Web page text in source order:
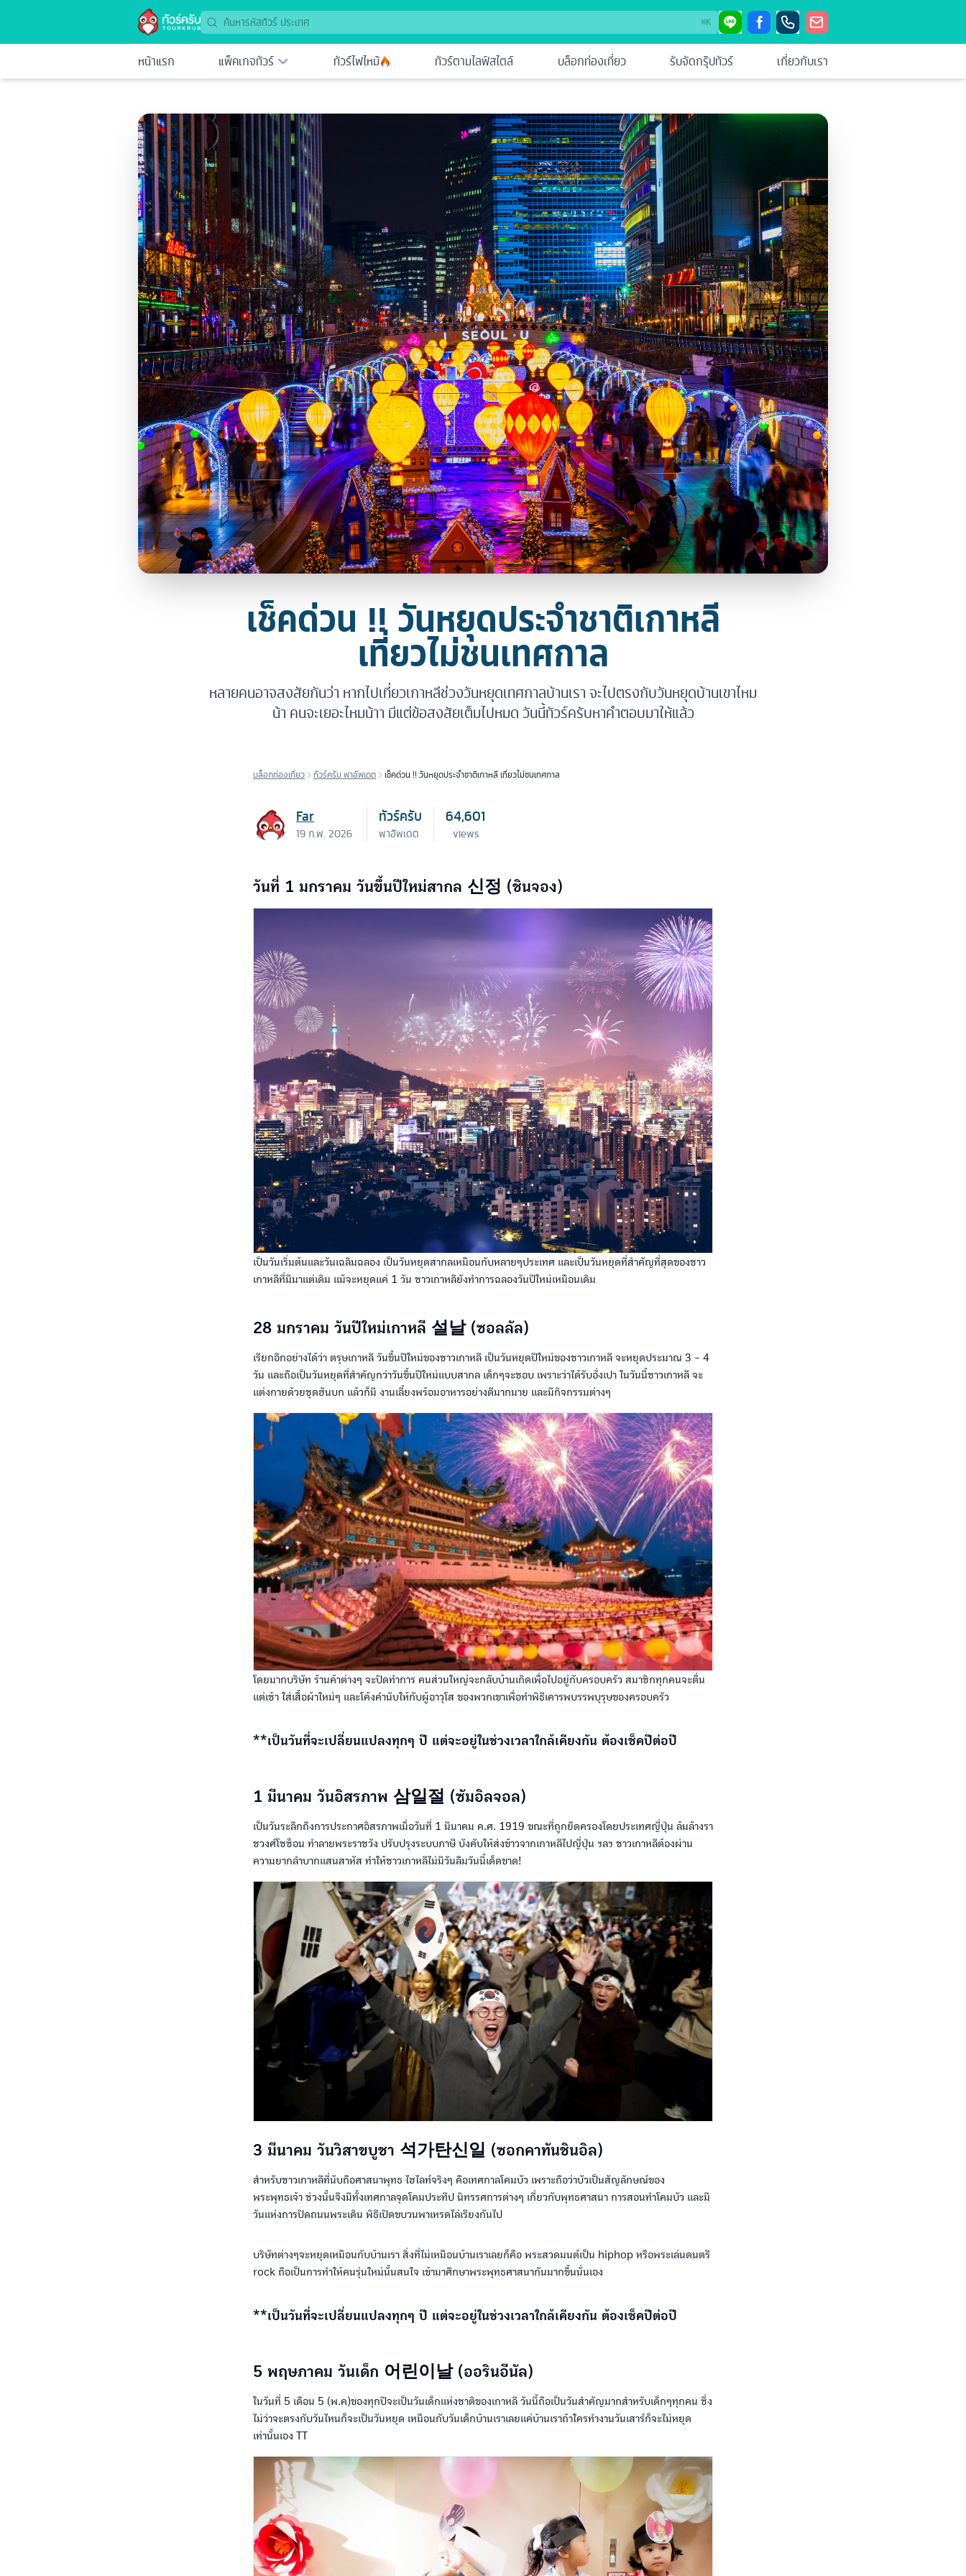
⌘K
หน้าแรก แพ็คเกจทัวร์ ทัวร์ไฟไหม้ ทัวร์ตามไลฟ์สไตล์ บล็อกท่องเที่ยว รับจัดกรุ๊ปทัวร์ เกี่ยวกับเรา
เช็คด่วน !! วันหยุดประจำชาติเกาหลี
เที่ยวไม่ชนเทศกาล
หลายคนอาจสงสัยกันว่า หากไปเที่ยวเกาหลีช่วงวันหยุดเทศกาลบ้านเรา จะไปตรงกับวันหยุดบ้านเขาไหม
น้า คนจะเยอะไหมน้าา มีแต่ข้อสงสัยเต็มไปหมด วันนี้ทัวร์ครับหาคำตอบมาให้แล้ว
บล็อกท่องเที่ยว ทัวร์ครับ พาอัพเดต เช็คด่วน !! วันหยุดประจำชาติเกาหลี เที่ยวไม่ชนเทศกาล
Far
19 ก.พ. 2026
ทัวร์ครับ
พาอัพเดต
64,601
views
วันที่ 1 มกราคม วันขึ้นปีใหม่สากล 신정 (ชินจอง)
เป็นวันเริ่มต้นและวันเฉลิมฉลอง เป็นวันหยุดสากลเหมือนกับหลายๆประเทศ และเป็นวันหยุดที่สำคัญที่สุดของชาว
เกาหลีที่มีมาแต่เดิม แม้จะหยุดแค่ 1 วัน ชาวเกาหลียังทำการฉลองวันปีใหม่เหมือนเดิม
28 มกราคม วันปีใหม่เกาหลี 설날 (ซอลลัล)
เรียกอีกอย่างได้ว่า ตรุษเกาหลี วันขึ้นปีใหม่ของชาวเกาหลี เป็นวันหยุดปีใหม่ของชาวเกาหลี จะหยุดประมาณ 3 - 4
วัน และถือเป็นวันหยุดที่สำคัญกว่าวันขึ้นปีใหม่แบบสากล เด็กๆจะชอบ เพราะว่าได้รับอั่งเปา ในวันนี้ชาวเกาหลี จะ
แต่งกายด้วยชุดฮันบก แล้วก็มี งานเลี้ยงพร้อมอาหารอย่างดีมากมาย และมีกิจกรรมต่างๆ
โดยมากบริษัท ร้านค้าต่างๆ จะปิดทำการ คนส่วนใหญ่จะกลับบ้านเกิดเพื่อไปอยู่กับครอบครัว สมาชิกทุกคนจะตื่น
แต่เช้า ใส่เสื้อผ้าใหม่ๆ และโค้งคำนับให้กับผู้อาวุโส ของพวกเขาเพื่อทำพิธีเคารพบรรพบุรุษของครอบครัว
**เป็นวันที่จะเปลี่ยนแปลงทุกๆ ปี แต่จะอยู่ในช่วงเวลาใกล้เคียงกัน ต้องเช็คปีต่อปี
1 มีนาคม วันอิสรภาพ 삼일절 (ซัมอิลจอล)
เป็นวันระลึกถึงการประกาศอิสรภาพเมื่อวันที่ 1 มีนาคม ค.ศ. 1919 ขณะที่ถูกยึดครองโดยประเทศญี่ปุ่น ล้มล้างรา
ชวงศ์โชซ็อน ทำลายพระราชวัง ปรับปรุงระบบภาษี บังคับให้ส่งข้าวจากเกาหลีไปญี่ปุ่น ฯลฯ ชาวเกาหลีต้องผ่าน
ความยากลำบากแสนสาหัส ทำให้ชาวเกาหลีไม่มีวันลืมวันนี้เด็ดขาด!
3 มีนาคม วันวิสาขบูชา 석가탄신일 (ซอกคาทันชินอิล)
สำหรับชาวเกาหลีที่นับถือศาสนาพุทธ ไฮไลท์จริงๆ คือเทศกาลโคมบัว เพราะถือว่าบัวเป็นสัญลักษณ์ของ
พระพุทธเจ้า ช่วงนั้นจึงมีทั้งเทศกาลจุดโคมประทีป นิทรรศการต่างๆ เกี่ยวกับพุทธศาสนา การสอนทำโคมบัว และมี
วันแห่งการปิดถนนพระเดิน พิธีเปิดขบวนพาเหรดไล่เรียงกันไป
บริษัทต่างๆจะหยุดเหมือนกับบ้านเรา สิ่งที่ไม่เหมือนบ้านเราเลยก็คือ พระสวดมนต์เป็น hiphop หรือพระเล่นดนตรี
rock ถือเป็นการทำให้คนรุ่นใหม่นั้นสนใจ เข้ามาศึกษาพระพุทธศาสนากันมากขึ้นนั่นเอง
**เป็นวันที่จะเปลี่ยนแปลงทุกๆ ปี แต่จะอยู่ในช่วงเวลาใกล้เคียงกัน ต้องเช็คปีต่อปี
5 พฤษภาคม วันเด็ก 어린이날 (ออรินอีนัล)
ในวันที่ 5 เดือน 5 (พ.ค)ของทุกปีจะเป็นวันเด็กแห่งชาติของเกาหลี วันนี้ถือเป็นวันสำคัญมากสำหรับเด็กๆทุกคน ซึ่ง
ไม่ว่าจะตรงกับวันไหนก็จะเป็นวันหยุด เหมือนกับวันเด็กบ้านเราเลยแค่บ้านเราถ้าใครทำงานวันเสาร์ก็จะไม่หยุด
เท่านั้นเอง TT